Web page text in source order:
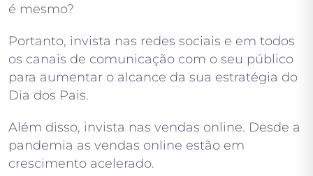
é mesmo?
Portanto, invista nas redes sociais e em todos
os canais de comunicação com o seu público
para aumentar o alcance da sua estratégia do
Dia dos Pais.
Além disso, invista nas vendas online. Desde a
pandemia as vendas online estão em
crescimento acelerado.